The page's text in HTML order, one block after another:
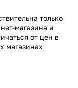
только
магазина и
от цен в
магазинах